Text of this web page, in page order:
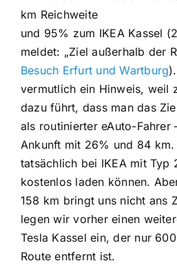
km Reichweite
und 95% zum IKEA Kassel
meldet: „Ziel außerhalb der
Besuch Erfurt und Wartburg
vermutlich ein Hinweis, weil
dazu führt, dass man das
als routinierter eAuto-Fahrer
Ankunft mit 26% und 84 km.
tatsächlich bei IKEA mit Typ
kostenlos laden können.
158 km bringt uns nicht ans
legen wir vorher einen
Tesla Kassel ein, der nur
Route entfernt ist.